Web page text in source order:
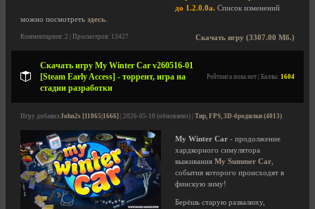
до 1.2.0.0a. Список изменений
можно посмотреть здесь
Скачать игру (3307.00 Мб.)
Комментариев: 2 | Просмотров: 13427
Скачать игру My Winter Car v260516-01
[Steam Early Access] - торрент, игра на
стадии разработки
Рейтинга пока нет | Баллы: 1604
Игру добавил John2s [11865|1666] | 2026-05-18 (обновлено) | Тир, FPS, 3D-бродилки (4013)
My Winter Car - продолжение
хардкорного симулятора
выживания My Summer Car
события которого происходят в
финскую зиму!
Берёшь старую развалюху,